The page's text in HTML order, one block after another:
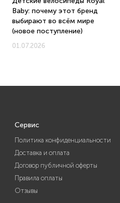
Baby: почему этот бренд
выбирают во всём мире
(новое поступление)
01.07.2026
Сервис
Политика конфиденциальности
Доставка и оплата
Договор публичной оферты
Правила оплаты
Отзывы